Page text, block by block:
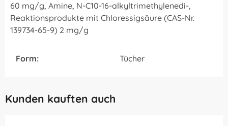
60 mg/g, Amine, N-C10-16-alkyltrimethylenedi-,
Reaktionsprodukte mit Chloressigsäure (CAS-Nr.
139734-65-9) 2 mg/g
Form: Tücher
Kunden kauften auch